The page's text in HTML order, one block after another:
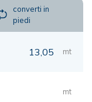
converti in
piedi
13,05 mt
mt